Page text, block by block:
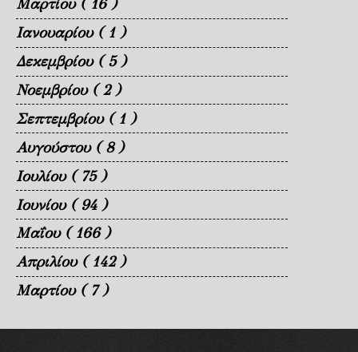
Μαρτίου ( 16 )
Ιανουαρίου ( 1 )
Δεκεμβρίου ( 5 )
Νοεμβρίου ( 2 )
Σεπτεμβρίου ( 1 )
Αυγούστου ( 8 )
Ιουλίου ( 75 )
Ιουνίου ( 94 )
Μαΐου ( 166 )
Απριλίου ( 142 )
Μαρτίου ( 7 )